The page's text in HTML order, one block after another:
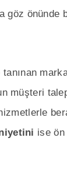
göz önünde
müşteri
ise